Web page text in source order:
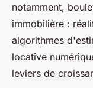
notamment,
immobilière :
algorithmes
locative
leviers de